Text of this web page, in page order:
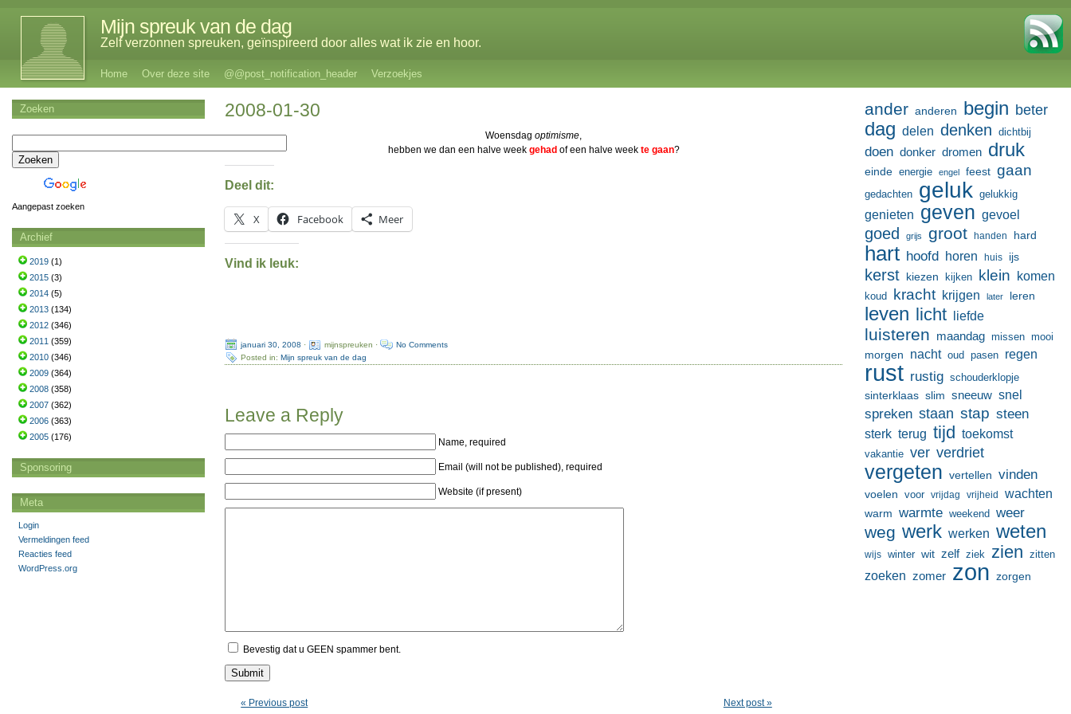
Mijn spreuk van de dag
Zelf verzonnen spreuken, geïnspireerd door alles wat ik zie en hoor.
Home Over deze site @@post_notification_header Verzoekjes
2008-01-30
Woensdagoptimisme,
hebben we dan een halve week gehad of een halve week te gaan?
Deel dit:
X Facebook Meer
Vind ik leuk:
januari 30, 2008 · mijnspreuken ·
No Comments
Posted in:Mijn spreuk van de dag
Leave a Reply
Name, required
Email (will not be published), required
Website (if present)
Bevestig dat u GEEN spammer bent.
« Previous post Next post »
ander anderen begin beter
dag delen denken dichtbij
doen donker dromen druk
einde energie engel feest gaan
gedachten geluk gelukkig
genieten geven gevoel
goed grijs groot handen hard
hart hoofd horen huis ijs
kerst kiezen kijken klein komen
koud kracht krijgen later leren
leven licht liefde
luisteren maandag missen mooi
morgen nacht oud pasen regen
rust rustig schouderklopje
sinterklaas slim sneeuw snel
spreken staan stap steen
sterk terug tijd toekomst
vakantie ver verdriet
vergeten vertellen vinden
voelen voor vrijdag vrijheid wachten
warm warmte weekend weer
weg werk werken weten
wijs winter wit zelf ziek zien zitten
zoeken zomer zon zorgen
Zoeken
Aangepast zoeken
Archief
2019 (1)
2015 (3)
2014 (5)
2013 (134)
2012 (346)
2011 (359)
2010 (346)
2009 (364)
2008 (358)
2007 (362)
2006 (363)
2005 (176)
Sponsoring
Meta
Login
Vermeldingen feed
Reacties feed
WordPress.org